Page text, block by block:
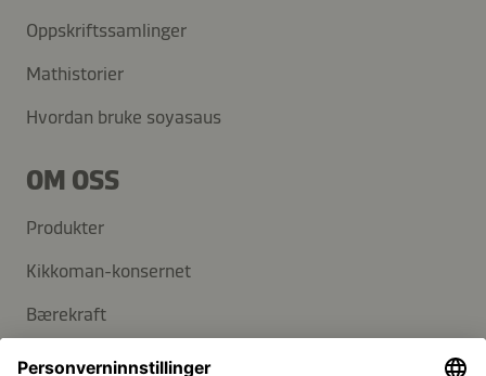
Oppskriftssamlinger
Mathistorier
Hvordan bruke soyasaus
OM OSS
Produkter
Kikkoman-konsernet
Bærekraft